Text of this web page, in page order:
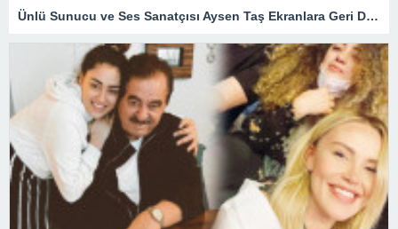
Ünlü Sunucu ve Ses Sanatçısı Aysen Taş Ekranlara Geri Dönüyor – Magazin